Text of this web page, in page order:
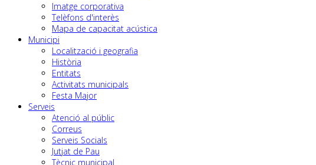
Imatge corporativa
Telèfons d'interès
Mapa de capacitat acústica
Municipi
Localització i geografia
Història
Entitats
Activitats municipals
Festa Major
Serveis
Atenció al públic
Correus
Serveis Socials
Jutjat de Pau
Tècnic municipal